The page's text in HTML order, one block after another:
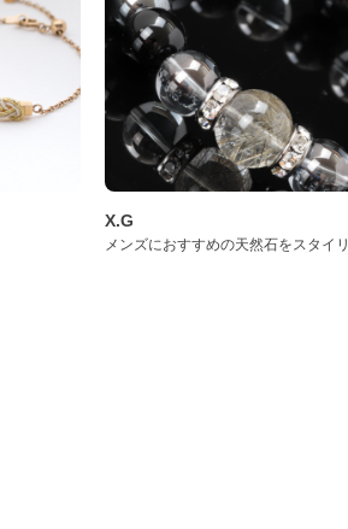
X.G
メンズにおすすめの天然石をスタイ